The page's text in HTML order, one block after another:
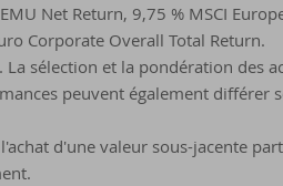
Net Return, 9,75 % MSCI
Corporate Overall Total Return.
sélection et la pondération des
peuvent également différer
d'une valeur sous-jacente